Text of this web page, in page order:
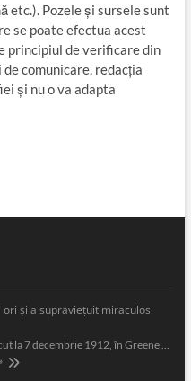
etc.). Pozele și sursele sunt
se poate efectua acest
principiul de verificare din
comunicare, redacția
și nu o va adapta
şi a supravieţuit miraculos
la 7 decembrie 1912, în Greene …